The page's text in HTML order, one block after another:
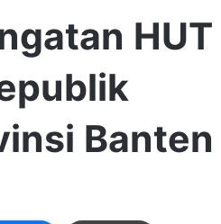
HUT
Banten